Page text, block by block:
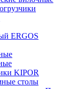
ERGOS
KIPOR
столы